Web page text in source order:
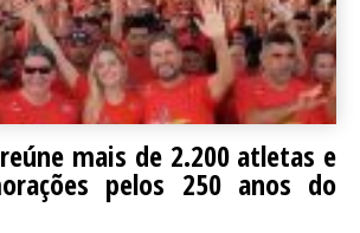
mais de 2.200 atletas e
pelos 250 anos do